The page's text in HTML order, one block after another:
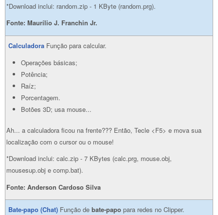
*Download inclui: random.zip - 1 KByte (random.prg).
Fonte: Maurílio J. Franchin Jr.
Calculadora Função para calcular.
Operações básicas;
Potência;
Raíz;
Porcentagem.
Botões 3D; usa mouse...
Ah... a calculadora ficou na frente??? Então, Tecle <F5> e mova sua
localização com o cursor ou o mouse!
*Download inclui: calc.zip - 7 KBytes (calc.prg, mouse.obj,
mousesup.obj e comp.bat).
Fonte: Anderson Cardoso Silva
Bate-papo (Chat) Função de bate-papo para redes no Clipper.